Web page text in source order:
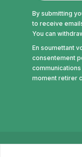
By submitting
to receive
You can
En soumettant
consentement
moment retirer